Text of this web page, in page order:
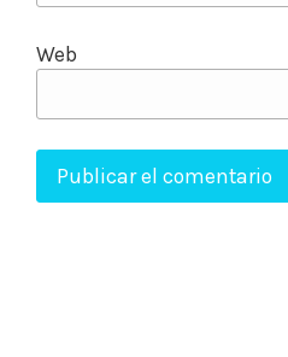
Web